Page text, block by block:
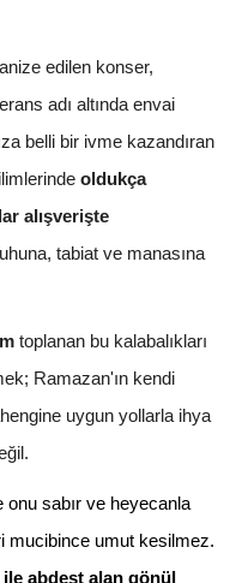
edilen konser,
adı altında envai
belli bir ivme kazandıran
oldukça
alışverişte
tabiat ve manasına
toplanan bu kalabalıkları
Ramazan'ın kendi
uygun yollarla ihya
onu sabır ve heyecanla
mucibince umut kesilmez.
ile abdest alan gönül